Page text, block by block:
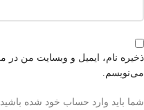
ذخیره نام، ایمیل و وبسایت من در
می‌نویسم.
شما باید وارد حساب خود شده